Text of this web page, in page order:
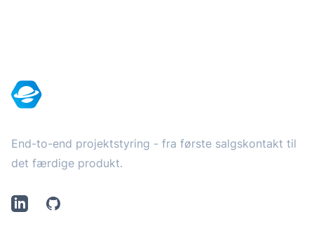
End-to-end projektstyring - fra første salgskontakt til
det færdige produkt.
LinkedInGithub